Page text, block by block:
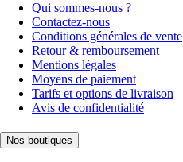
Qui sommes-nous ?
Contactez-nous
Conditions générales de vente
Retour & remboursement
Mentions légales
Moyens de paiement
Tarifs et options de livraison
Avis de confidentialité
Nos boutiques